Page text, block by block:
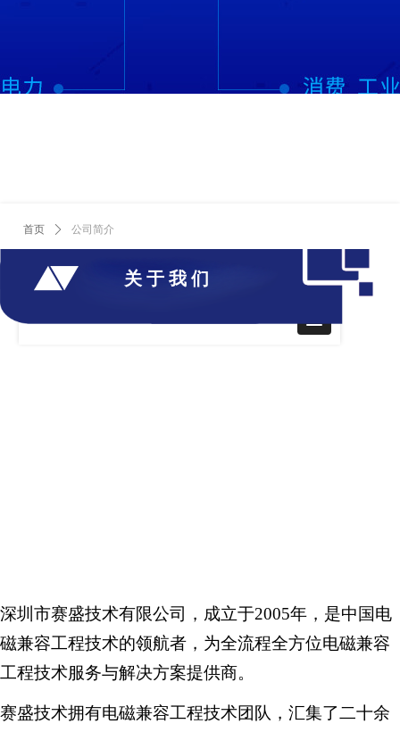
首页 ꄲ 公司简介
关于我们
深圳市赛盛技术有限公司，成立于2005年，是中国电
磁兼容工程技术的领航者，为全流程全方位电磁兼容
工程技术服务与解决方案提供商。
赛盛技术拥有电磁兼容工程技术团队，汇集了二十余